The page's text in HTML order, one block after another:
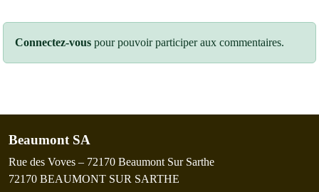
Connectez-vous pour pouvoir participer aux commentaires.
Beaumont SA
Rue des Voves – 72170 Beaumont Sur Sarthe
72170 BEAUMONT SUR SARTHE